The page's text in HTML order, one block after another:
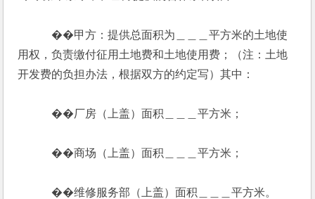
��甲方：提供总面积为＿＿＿平方米的土地使
用权，负责缴付征用土地费和土地使用费；（注：土地
开发费的负担办法，根据双方的约定写）其中：
��厂房（上盖）面积＿＿＿平方米；
��商场（上盖）面积＿＿＿平方米；
��维修服务部（上盖）面积＿＿＿平方米。